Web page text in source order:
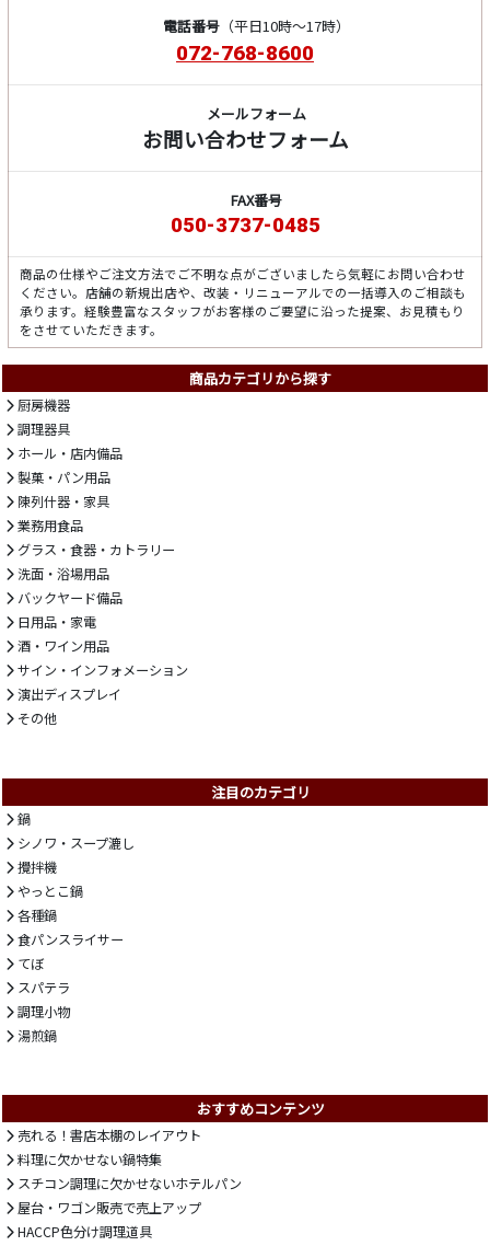
電話番号（平日10時～17時）
072-768-8600
メールフォーム
お問い合わせフォーム
FAX番号
050-3737-0485
商品の仕様やご注文方法でご不明な点がございましたら気軽にお問い合わせ
ください。店舗の新規出店や、改装・リニューアルでの一括導入のご相談も
承ります。経験豊富なスタッフがお客様のご要望に沿った提案、お見積もり
をさせていただきます。
商品カテゴリから探す
厨房機器
調理器具
ホール・店内備品
製菓・パン用品
陳列什器・家具
業務用食品
グラス・食器・カトラリー
洗面・浴場用品
バックヤード備品
日用品・家電
酒・ワイン用品
サイン・インフォメーション
演出ディスプレイ
その他
注目のカテゴリ
鍋
シノワ・スープ漉し
攪拌機
やっとこ鍋
各種鍋
食パンスライサー
てぼ
スパテラ
調理小物
湯煎鍋
おすすめコンテンツ
売れる！書店本棚のレイアウト
料理に欠かせない鍋特集
スチコン調理に欠かせないホテルパン
屋台・ワゴン販売で売上アップ
HACCP色分け調理道具